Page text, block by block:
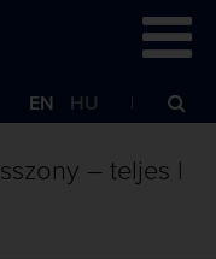
EN HU
– teljes |